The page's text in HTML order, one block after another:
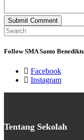
Follow SMA Santo
Facebook
Instagram
Tentang Sekolah